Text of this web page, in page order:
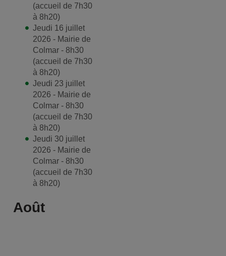
(accueil de 7h30
à 8h20)
Jeudi 16 juillet
2026 - Mairie de
Colmar - 8h30
(accueil de 7h30
à 8h20)
Jeudi 23 juillet
2026 - Mairie de
Colmar - 8h30
(accueil de 7h30
à 8h20)
Jeudi 30 juillet
2026 - Mairie de
Colmar - 8h30
(accueil de 7h30
à 8h20)
Août